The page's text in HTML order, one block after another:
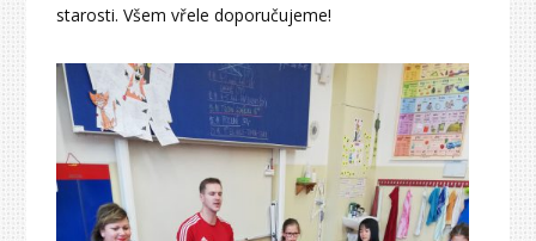
starosti. Všem vřele doporučujeme!